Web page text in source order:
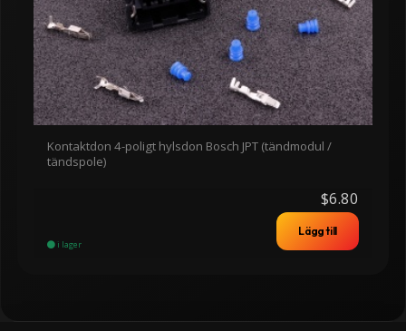
Kontaktdon 4-poligt hylsdon Bosch JPT (tändmodul /
tändspole)
$6.80
i lager
Lägg till